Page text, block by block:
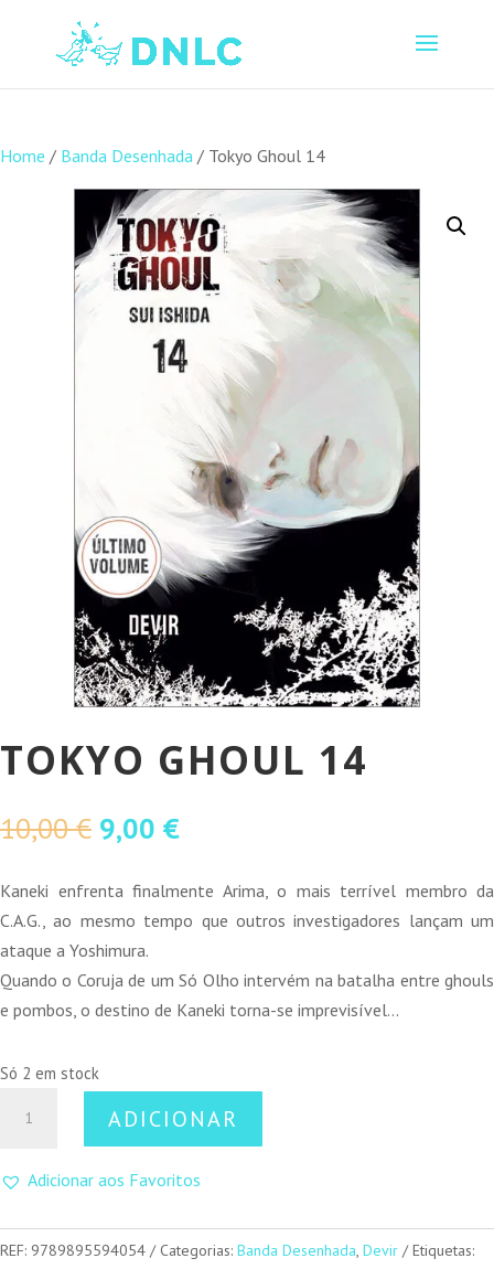
Home / Banda Desenhada / Tokyo Ghoul 14
TOKYO GHOUL 14
10,00€ O
original
era:
10,00 €.
9,00 €O
atual
é:
Kaneki enfrenta finalmente Arima, o mais terrível membro da
C.A.G., ao mesmo tempo que outros investigadores lançam um
ataque a Yoshimura.
Quando o Coruja de um Só Olho intervém na batalha entre ghouls
e pombos, o destino de Kaneki torna-se imprevisível…
Só 2 em stock
Ghoul
ADICIONAR
Adicionar aos Favoritos
REF: 9789895594054 Categorias: Banda Desenhada, Devir
Etiquetas: